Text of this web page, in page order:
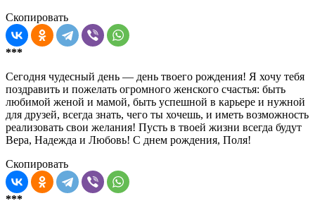
Скопировать
***
Сегодня чудесный день — день твоего рождения! Я хочу тебя
поздравить и пожелать огромного женского счастья: быть
любимой женой и мамой, быть успешной в карьере и нужной
для друзей, всегда знать, чего ты хочешь, и иметь возможность
реализовать свои желания! Пусть в твоей жизни всегда будут
Вера, Надежда и Любовь! С днем рождения, Поля!
Скопировать
***